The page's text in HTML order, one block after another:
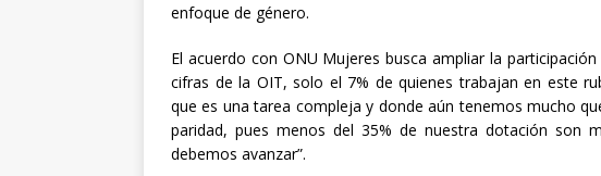
enfoque de género.
El acuerdo con ONU Mujeres busca ampliar la
cifras de la OIT, solo el 7% de quienes trabajan en este
que es una tarea compleja y donde aún tenemos mucho
paridad, pues menos del 35% de nuestra dotación son
debemos avanzar”.